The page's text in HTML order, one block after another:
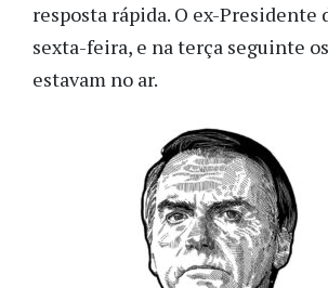
resposta rápida. O ex-Presidente
sexta-feira, e na terça seguinte
estavam no ar.